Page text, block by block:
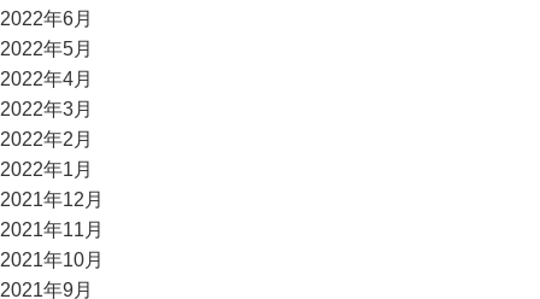
2022年6月
2022年5月
2022年4月
2022年3月
2022年2月
2022年1月
2021年12月
2021年11月
2021年10月
2021年9月